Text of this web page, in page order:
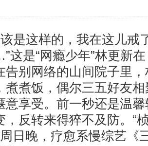
是这样的，我在这儿戒
是“网瘾少年”林更新
告别网络的山间院子里
煮煮饭，偶尔三五好友
意享受。前一秒还是温
，反转来得猝不及防。“
日晚，疗愈系慢综艺《